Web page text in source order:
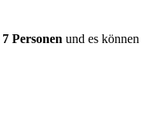
7 Personen und es können